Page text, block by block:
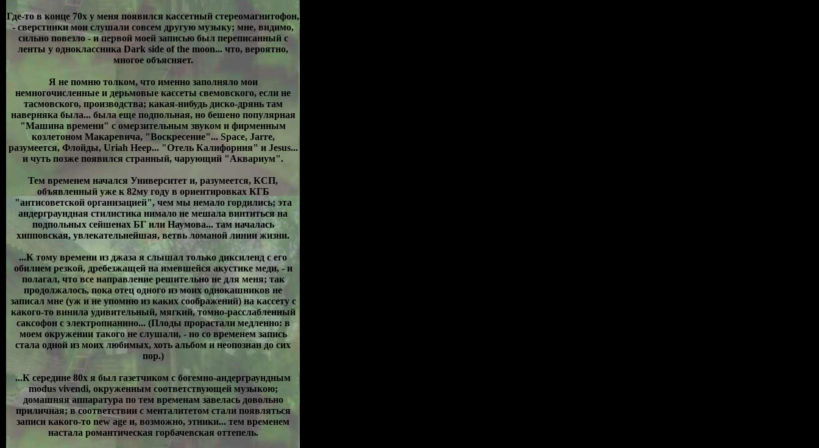
Где-то в конце 70х у меня появился кассетный стереомагнитофон,
- сверстники мои слушали совсем другую музыку; мне, видимо,
сильно повезло - и первой моей записью был переписанный с
ленты у одноклассника Dark side of the moon... что, вероятно,
многое объясняет.
Я не помню толком, что именно заполняло мои
немногочисленные и дерьмовые кассеты свемовского, если не
тасмовского, производства; какая-нибудь диско-дрянь там
наверняка была... была еще подпольная, но бешено популярная
"Машина времени" с омерзительным звуком и фирменным
козлетоном Макаревича, "Воскресение"... Space, Jarre,
разумеется, Флойды, Uriah Heep... "Отель Калифорния" и Jesus...
и чуть позже появился странный, чарующий "Аквариум".
Тем временем начался Университет и, разумеется, КСП,
объявленный уже к 82му году в ориентировках КГБ
"антисоветской организацией", чем мы немало гордились; эта
андерграундная стилистика нимало не мешала винтиться на
подпольных сейшенах БГ или Наумова... там началась
хипповская, увлекательнейшая, ветвь ломаной линии жизни.
...К тому времени из джаза я слышал только диксиленд с его
обилием резкой, дребезжащей на имевшейся акустике меди, - и
полагал, что все направление решительно не для меня; так
продолжалось, пока отец одного из моих однокашников не
записал мне (уж и не упомню из каких соображений) на кассету с
какого-то винила удивительный, мягкий, томно-расслабленный
саксофон с электропианино... (Плоды прорастали медленно: в
моем окружении такого не слушали, - но со временем запись
стала одной из моих любимых, хоть альбом и неопознан до сих
пор.)
...К середине 80х я был газетчиком с богемно-андерграундным
modus vivendi, окруженным соответствующей музыкою;
домашняя аппаратура по тем временам завелась довольно
приличная; в соответствии с менталитетом стали появляться
записи какого-то new age и, возможно, этники... тем временем
настала романтическая горбачевская оттепель.